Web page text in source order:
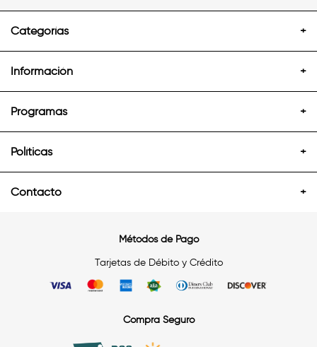
Categorías +
Información +
Programas +
Políticas +
Contacto +
Métodos de Pago
Tarjetas de Débito y Crédito
Compra Seguro